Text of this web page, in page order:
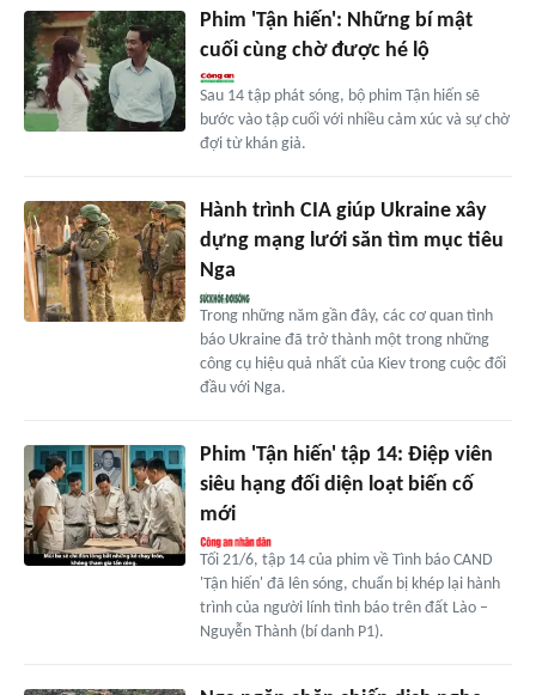
Phim 'Tận hiến': Những bí mật
cuối cùng chờ được hé lộ
Sau 14 tập phát sóng, bộ phim Tận hiến sẽ
bước vào tập cuối với nhiều cảm xúc và sự chờ
đợi từ khán giả.
Hành trình CIA giúp Ukraine xây
dựng mạng lưới săn tìm mục tiêu
Nga
Trong những năm gần đây, các cơ quan tình
báo Ukraine đã trở thành một trong những
công cụ hiệu quả nhất của Kiev trong cuộc đối
đầu với Nga.
Phim 'Tận hiến' tập 14: Điệp viên
siêu hạng đối diện loạt biến cố
mới
Tối 21/6, tập 14 của phim về Tình báo CAND
'Tận hiến' đã lên sóng, chuẩn bị khép lại hành
trình của người lính tình báo trên đất Lào –
Nguyễn Thành (bí danh P1).